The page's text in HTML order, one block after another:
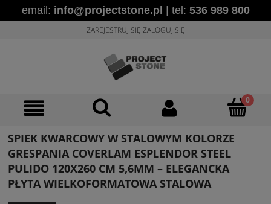
email: info@projectstone.pl | tel: 536 989 800
ZAREJESTRUJ SIĘ ZALOGUJ SIĘ
SPIEK KWARCOWY W STALOWYM KOLORZE
GRESPANIA COVERLAM ESPLENDOR STEEL
PULIDO 120X260 CM 5,6MM – ELEGANCKA
PŁYTA WIELKOFORMATOWA STALOWA